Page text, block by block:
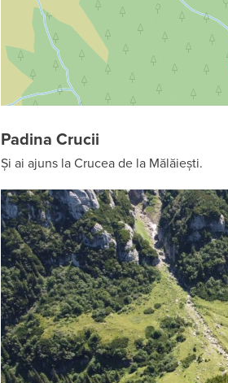
Padina Crucii
Și ai ajuns la Crucea de la Mălăiești.